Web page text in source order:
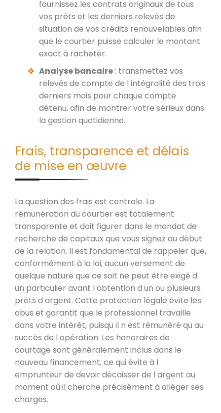
fournissez les contrats originaux de tous
vos prêts et les derniers relevés de
situation de vos crédits renouvelables afin
que le courtier puisse calculer le montant
exact à racheter.
Analyse bancaire : transmettez vos
relevés de compte de l intégralité des trois
derniers mois pour chaque compte
détenu, afin de montrer votre sérieux dans
la gestion quotidienne.
Frais, transparence et délais
de mise en œuvre
La question des frais est centrale. La
rémunération du courtier est totalement
transparente et doit figurer dans le mandat de
recherche de capitaux que vous signez au début
de la relation. Il est fondamental de rappeler que,
conformément à la loi, aucun versement de
quelque nature que ce soit ne peut être exigé d
un particulier avant l obtention d un ou plusieurs
prêts d argent. Cette protection légale évite les
abus et garantit que le professionnel travaille
dans votre intérêt, puisqu il n est rémunéré qu au
succès de l opération. Les honoraires de
courtage sont généralement inclus dans le
nouveau financement, ce qui évite à l
emprunteur de devoir décaisser de l argent au
moment où il cherche précisément à alléger ses
charges.